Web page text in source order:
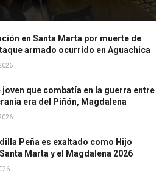
en Santa Marta por muerte de
armado ocurrido en Aguachica
joven que combatía en la guerra entre
era del Piñón, Magdalena
Peña es exaltado como Hijo
Marta y el Magdalena 2026